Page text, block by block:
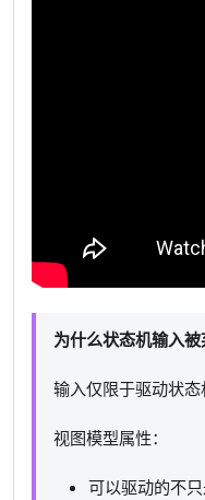
为什么状态机输入被
输入仅限于驱动状态
视图模型属性：
可以驱动的不